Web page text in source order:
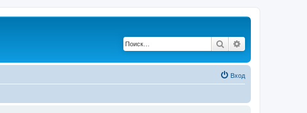
Поиск
Вход